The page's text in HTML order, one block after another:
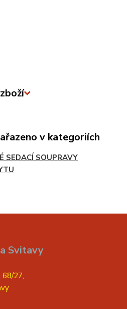
v kategoriích
SEDACÍ SOUPRAVY
Svitavy
68/27,